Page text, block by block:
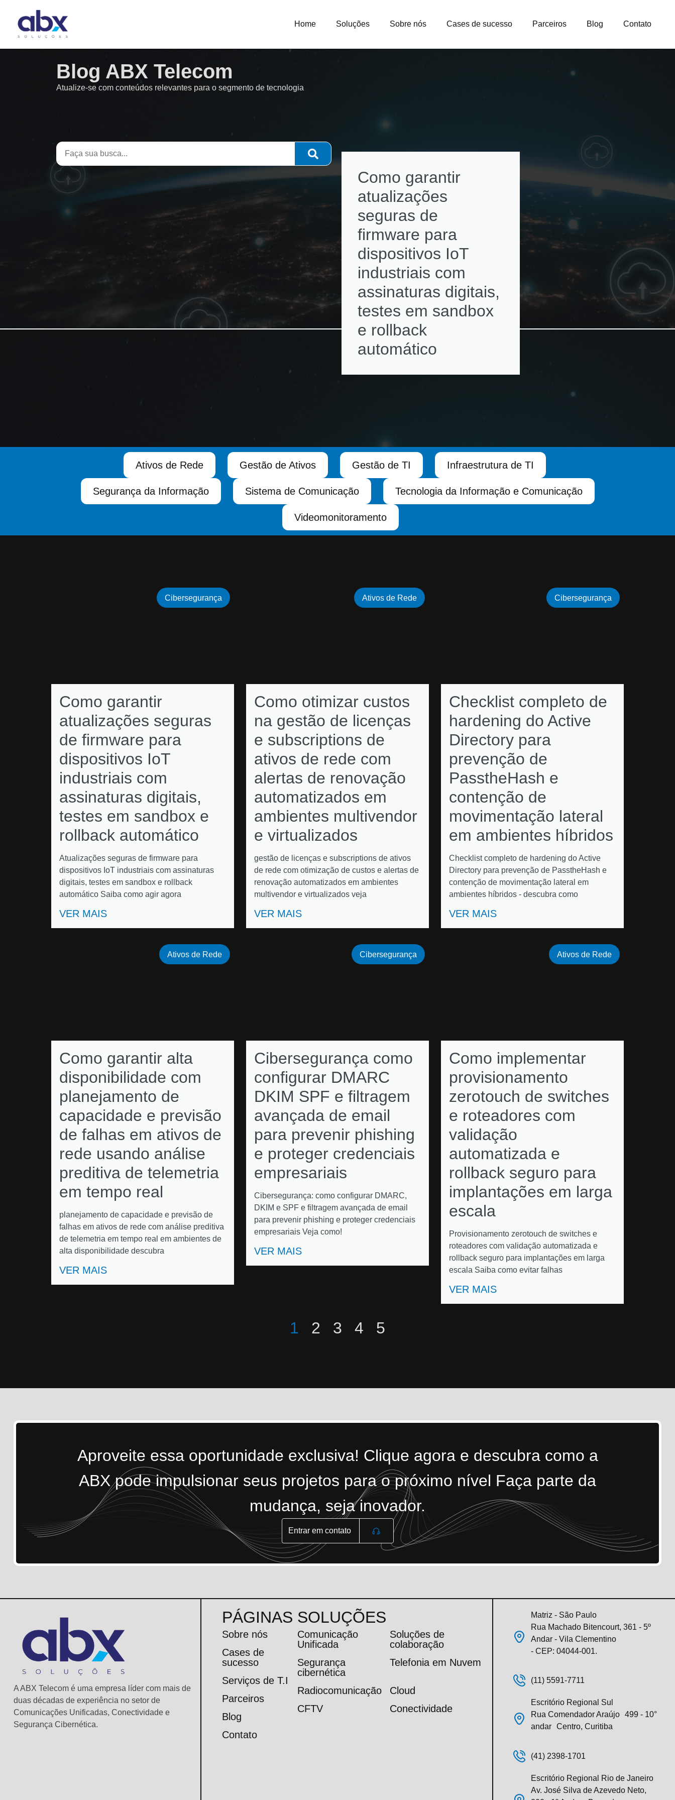
Home Soluções Sobre nós Cases de sucesso Parceiros Blog Contato
Blog ABX Telecom
Atualize-se com conteúdos relevantes para o segmento de tecnologia
Como garantir
atualizações
seguras de
firmware para
dispositivos IoT
industriais com
assinaturas digitais,
testes em sandbox
e rollback
automático
Como otimizar
custos na gestão
licenças e
subscriptions de
ativos de rede
alertas de
renovação
automatizados
ambientes
Ativos de Rede Gestão de Ativos Gestão de TI Infraestrutura de TI
Segurança da Informação Sistema de Comunicação Tecnologia da Informação e Comunicação
Videomonitoramento
Como garantir
atualizações seguras
de firmware para
dispositivos IoT
industriais com
assinaturas digitais,
testes em sandbox e
rollback automático
Atualizações seguras de firmware para
dispositivos IoT industriais com assinaturas
digitais, testes em sandbox e rollback
automático Saiba como agir agora
VER MAIS
Cibersegurança
Como otimizar custos
na gestão de licenças
e subscriptions de
ativos de rede com
alertas de renovação
automatizados em
ambientes multivendor
e virtualizados
gestão de licenças e subscriptions de ativos
de rede com otimização de custos e alertas de
renovação automatizados em ambientes
multivendor e virtualizados veja
VER MAIS
Ativos de Rede
Checklist completo de
hardening do Active
Directory para
prevenção de
PasstheHash e
contenção de
movimentação lateral
em ambientes híbridos
Checklist completo de hardening do Active
Directory para prevenção de PasstheHash e
contenção de movimentação lateral em
ambientes híbridos - descubra como
VER MAIS
Cibersegurança
Como garantir alta
disponibilidade com
planejamento de
capacidade e previsão
de falhas em ativos de
rede usando análise
preditiva de telemetria
em tempo real
planejamento de capacidade e previsão de
falhas em ativos de rede com análise preditiva
de telemetria em tempo real em ambientes de
alta disponibilidade descubra
VER MAIS
Ativos de Rede
Cibersegurança como
configurar DMARC
DKIM SPF e filtragem
avançada de email
para prevenir phishing
e proteger credenciais
empresariais
Cibersegurança: como configurar DMARC,
DKIM e SPF e filtragem avançada de email
para prevenir phishing e proteger credenciais
empresariais Veja como!
VER MAIS
Cibersegurança
Como implementar
provisionamento
zerotouch de switches
e roteadores com
validação
automatizada e
rollback seguro para
implantações em larga
escala
Provisionamento zerotouch de switches e
roteadores com validação automatizada e
rollback seguro para implantações em larga
escala Saiba como evitar falhas
VER MAIS
Ativos de Rede
1 2 3 4 5
Aproveite essa oportunidade exclusiva! Clique agora e descubra como a
ABX pode impulsionar seus projetos para o próximo nível Faça parte da
mudança, seja inovador.
Entrar em contato
A ABX Telecom é uma empresa líder com mais de
duas décadas de experiência no setor de
Comunicações Unificadas, Conectividade e
Segurança Cibernética.
PÁGINAS
Sobre nós
Cases de
sucesso
Serviços de T.I
Parceiros
Blog
Contato
SOLUÇÕES
Comunicação
Unificada
Soluções de
colaboração
Segurança
cibernética
Telefonia em Nuvem
Radiocomunicação
Cloud
CFTV
Conectividade
Matriz - São Paulo
Rua Machado Bitencourt, 361 - 5º
Andar - Vila Clementino
- CEP: 04044-001.
(11) 5591-7711
Escritório Regional Sul
Rua Comendador Araújo 499 - 10°
andar Centro, Curitiba
(41) 2398-1701
Escritório Regional Rio de Janeiro
Av. José Silva de Azevedo Neto,